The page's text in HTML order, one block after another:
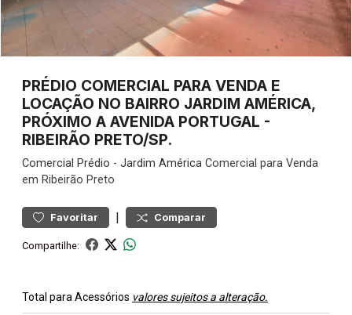
PRÉDIO COMERCIAL PARA VENDA E
LOCAÇÃO NO BAIRRO JARDIM AMÉRICA,
PRÓXIMO A AVENIDA PORTUGAL -
RIBEIRÃO PRETO/SP.
Comercial Prédio - Jardim América Comercial para Venda
em Ribeirão Preto
Favoritar | Comparar
Compartilhe:
Total para Acessórios valores sujeitos a alteração.